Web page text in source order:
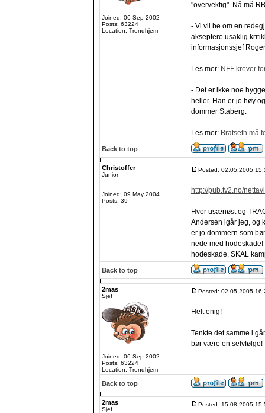
Joined: 06 Sep 2002
Posts: 63224
Location: Trondhjem
"overvektig". Nå må
- Vi vil be om en
akseptere usaklig
informasjonssjef
Les mer: NFF krever
- Det er ikke noe
heller. Han er jo høy
dommer Staberg.
Les mer: Bratseth må
Back to top
Christoffer
Junior
Joined: 09 May 2004
Posts: 39
Posted: 02.05.2005
http://pub.tv2.no/
Hvor usæriøst og
Andersen igår jeg, og
er jo dommern som
nede med
hodeskade, SKAL
Back to top
2mas
Sjef
Joined: 06 Sep 2002
Posts: 63224
Location: Trondhjem
Posted: 02.05.2005
Helt enig!
Tenkte det samme i
bør være en selvfølge!
Back to top
2mas
Sjef
Posted: 15.08.2005